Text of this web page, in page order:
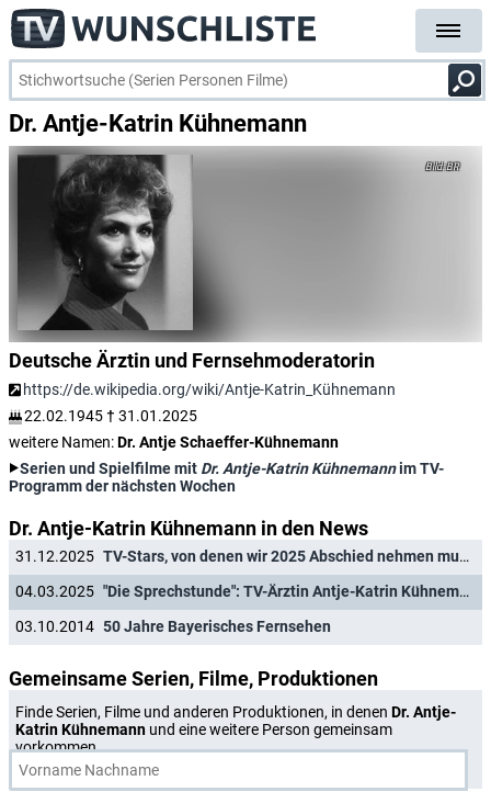
Dr. Antje-Katrin Kühnemann
BR
Deutsche Ärztin und Fernsehmoderatorin
https://de.wikipedia.org/wiki/Antje-Katrin_Kühnemann
22.02.1945 † 31.01.2025
weitere Namen:Dr. Antje Schaeffer-Kühnemann
Serien und Spielfilme mit Dr. Antje-Katrin Kühnemannim TV-
Programm der nächsten Wochen
Dr. Antje-Katrin Kühnemann in den News
31.12.2025
TV-Stars, von denen wir 2025 Abschied nehmen mussten
04.03.2025
"Die Sprechstunde": TV-Ärztin Antje-Katrin Kühnemann ist tot
03.10.2014 50 Jahre Bayerisches Fernsehen
Gemeinsame Serien, Filme, Produktionen
Finde Serien, Filme und anderen Produktionen, in denen Dr. Antje-
Katrin Kühnemann und eine weitere Person gemeinsam
vorkommen.